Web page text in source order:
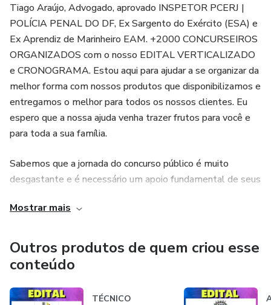
Tiago Araújo, Advogado, aprovado INSPETOR PCERJ |
POLÍCIA PENAL DO DF, Ex Sargento do Exército (ESA) e
Ex Aprendiz de Marinheiro EAM. +2000 CONCURSEIROS
ORGANIZADOS com o nosso EDITAL VERTICALIZADO
e CRONOGRAMA. Estou aqui para ajudar a se organizar da
melhor forma com nossos produtos que disponibilizamos e
entregamos o melhor para todos os nossos clientes. Eu
espero que a nossa ajuda venha trazer frutos para você e
para toda a sua família.
Sabemos que a jornada do concurso público é muito
desgastante e é necessário um apoio fundamental de seus
Mostrar mais
Outros produtos de quem criou esse
conteúdo
TÉCNICO